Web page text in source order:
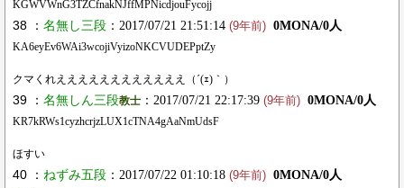
KGWVWnG3TZCfnakNJffMPNicdjouFycojj
38 ： 名無し三段 ：2017/07/21 21:51:14 (9年前) 0MONA/0人
KA6eyEv6WAi3wcojiVyizoNKCVUDEPptZy
クマくれええええええええええええ（´(ｪ)｀）
39 ： 名無しん三段教士 ：2017/07/21 22:17:39 (9年前) 0MONA/0人
KR7kRWs1cyzhcrjzLUX1cTNA4gAaNmUdsF
ほすい
40 ： ねずみ五段 ：2017/07/22 01:10:18 (9年前) 0MONA/0人